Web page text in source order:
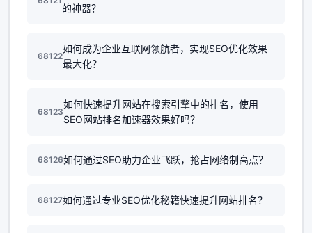
的神器？
68122
如何成为企业互联网领航者，实现SEO优化效果
最大化？
68123
如何快速提升网站在搜索引擎中的排名，使用
SEO网站排名加速器效果好吗？
68126如何通过SEO助力企业飞跃，抢占网络制高点？
68127如何通过专业SEO优化秘籍快速提升网站排名？